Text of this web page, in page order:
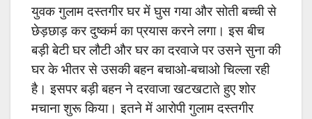
युवक गुलाम दस्तगीर घर में घुस गया और सोती बच्ची से
छेड़छाड़ कर दुष्कर्म का प्रयास करने लगा। इस बीच
बड़ी बेटी घर लौटी और घर का दरवाजे पर उसने सुना की
घर के भीतर से उसकी बहन बचाओ-बचाओ चिल्ला रही
है। इसपर बड़ी बहन ने दरवाजा खटखटाते हुए शोर
मचाना शुरू किया। इतने में आरोपी गुलाम दस्तगीर